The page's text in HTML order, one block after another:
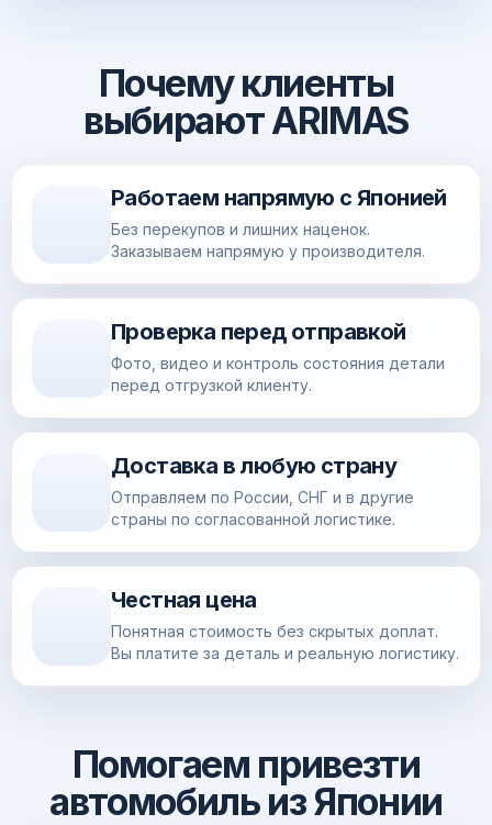
Почему клиенты
выбирают ARIMAS
Работаем напрямую с Японией
Без перекупов и лишних наценок.
Заказываем напрямую у производителя.
Проверка перед отправкой
Фото, видео и контроль состояния детали
перед отгрузкой клиенту.
Доставка в любую страну
Отправляем по России, СНГ и в другие
страны по согласованной логистике.
Честная цена
Понятная стоимость без скрытых доплат.
Вы платите за деталь и реальную логистику.
Помогаем привезти
автомобиль из Японии